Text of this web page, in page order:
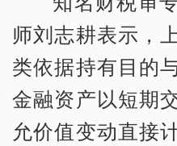
师刘志耕表示，
类依据持有目的
金融资产以短期
允价值变动直接